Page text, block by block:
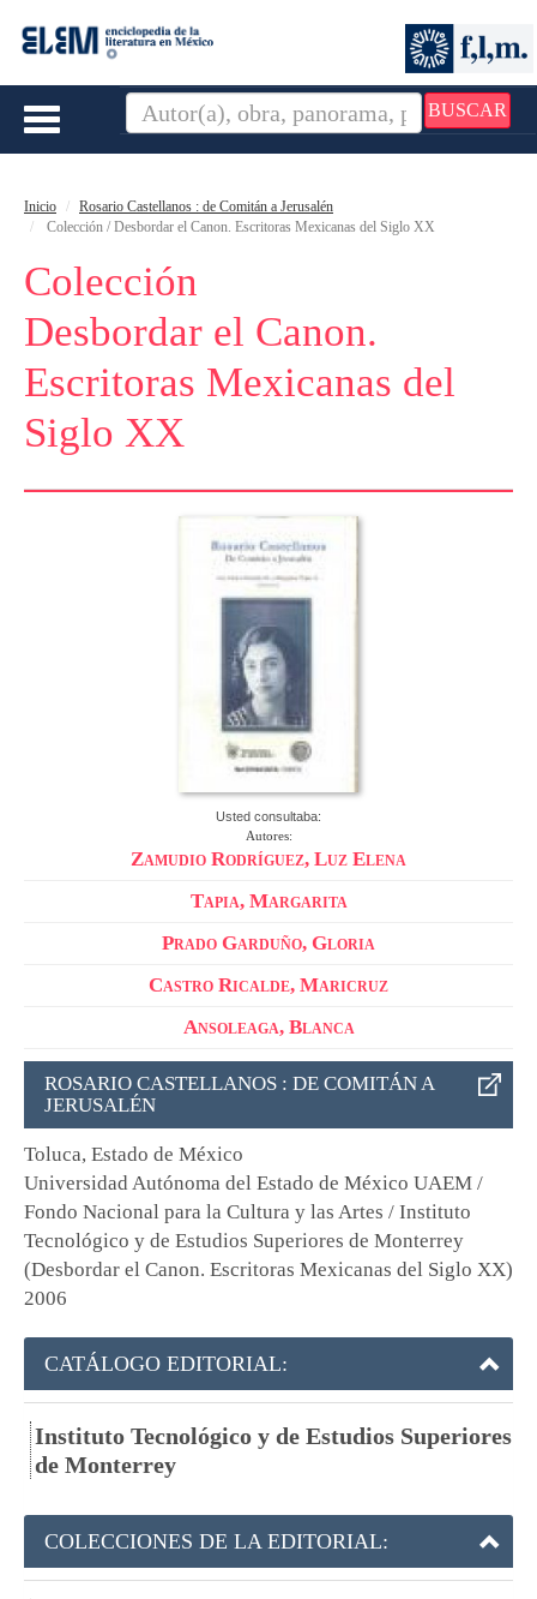
BUSCAR
Toggle
Inicio
Rosario Castellanos : de Comitán a Jerusalén
Colección / Desbordar el Canon. Escritoras Mexicanas del Siglo XX
Colección
Desbordar el Canon.
Escritoras Mexicanas del
Siglo XX
Usted consultaba:
Autores:
Zamudio Rodríguez, Luz Elena
Tapia, Margarita
Prado Garduño, Gloria
Castro Ricalde, Maricruz
Ansoleaga, Blanca
ROSARIO CASTELLANOS : DE COMITÁN A
JERUSALÉN
Toluca, Estado de México
Universidad Autónoma del Estado de México UAEM /
Fondo Nacional para la Cultura y las Artes / Instituto
Tecnológico y de Estudios Superiores de Monterrey
(Desbordar el Canon. Escritoras Mexicanas del Siglo XX)
2006
CATÁLOGO EDITORIAL:
Instituto Tecnológico y de Estudios Superiores
de Monterrey
COLECCIONES DE LA EDITORIAL: